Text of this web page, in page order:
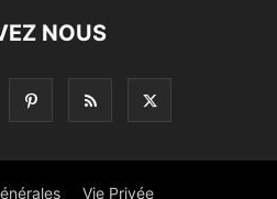
NOUS
Vie Privée